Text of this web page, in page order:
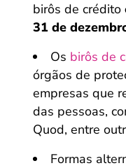
birôs de crédito
31 de
Os birôs de
órgãos de
empresas que
das pessoas,
Quod, entre
Formas